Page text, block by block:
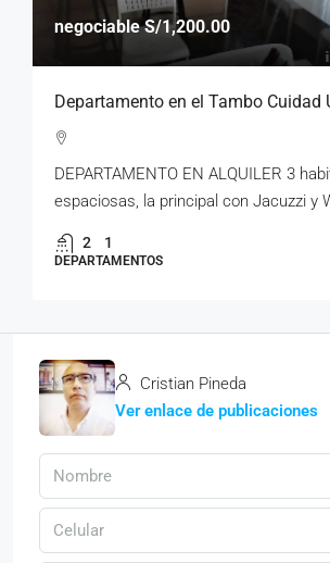
negociableS/1,200.00
Departamento en el Tambo Cuidad
DEPARTAMENTO EN ALQUILER 3
espaciosas, la principal con Jacuzzi y
2 1
DEPARTAMENTOS
Cristian Pineda
Ver enlace de publicaciones